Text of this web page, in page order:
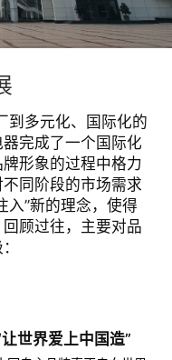
到多元化、国际化的
完成了一个国际化
形象的过程中格力
同阶段的市场需求
入”新的理念，使得
顾过往，主要对品
让世界爱上中国造”